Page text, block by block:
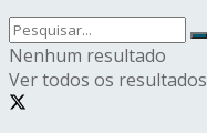
Nenhum resultado
Ver todos os resultados